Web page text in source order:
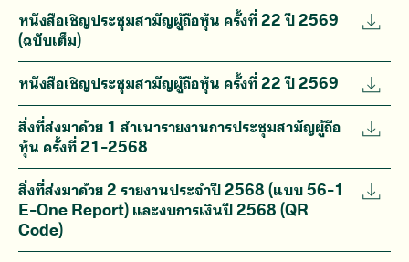
หนังสือเชิญประชุมสามัญผู้ถือหุ้น ครั้งที่ 22 ปี 2569
(ฉบับเต็ม)
หนังสือเชิญประชุมสามัญผู้ถือหุ้น ครั้งที่ 22 ปี 2569
สิ่งที่ส่งมาด้วย 1 สำเนารายงานการประชุมสามัญผู้ถือ
หุ้น ครั้งที่ 21-2568
สิ่งที่ส่งมาด้วย 2 รายงานประจำปี 2568 (แบบ 56-1
E-One Report) และงบการเงินปี 2568 (QR
Code)